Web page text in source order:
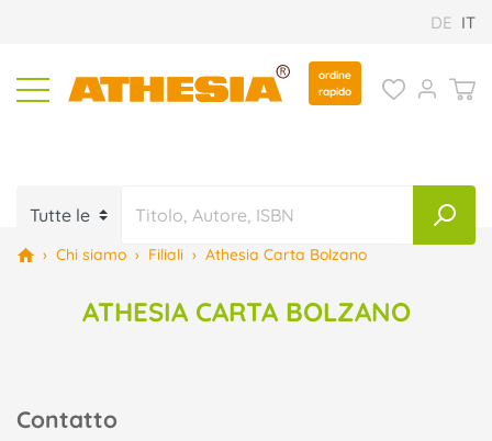
DE IT
ordine
rapido
› Chi siamo › Filiali › Athesia Carta Bolzano
ATHESIA CARTA BOLZANO
Contatto